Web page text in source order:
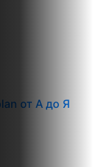
от А до Я